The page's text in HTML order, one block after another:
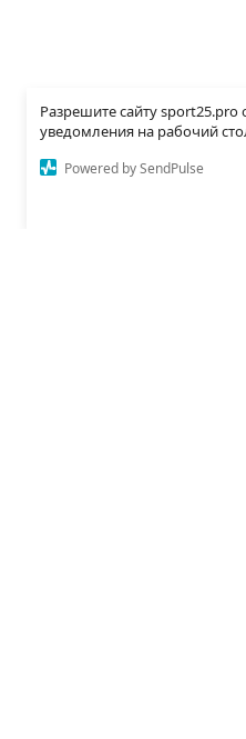
Разрешите сайту sport25.pro
уведомления на рабочий
Powered by SendPulse